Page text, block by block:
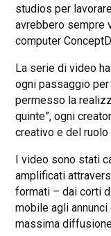
studios per
avrebbero sempre
computer
La serie di video
ogni passaggio
permesso la
quinte”, ogni
creativo e del ruolo
I video sono stati
amplificati
formati – dai corti
mobile agli
massima